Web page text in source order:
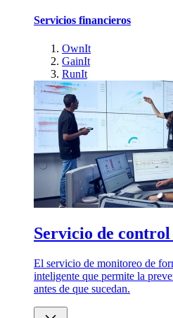
Servicios financieros
OwnIt
GainIt
RunIt
Servicio de
El servicio de monitoreo de
inteligente que permite la
antes de que sucedan.